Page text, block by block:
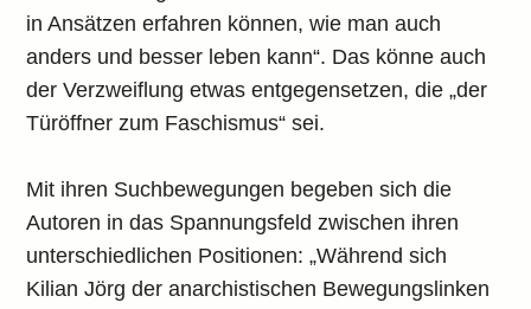
in Ansätzen erfahren können, wie man auch
anders und besser leben kann“. Das könne auch
der Verzweiflung etwas entgegensetzen, die „der
Türöffner zum Faschismus“ sei.
Mit ihren Suchbewegungen begeben sich die
Autoren in das Spannungsfeld zwischen ihren
unterschiedlichen Positionen: „Während sich
Kilian Jörg der anarchistischen Bewegungslinken